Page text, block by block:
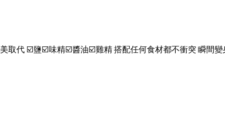
取代 ☑️鹽☑️味精☑️醬油☑️雞精 搭配任何食材都不衝突 瞬間